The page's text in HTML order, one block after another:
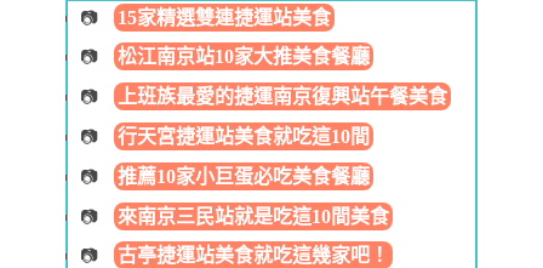
15家精選雙連捷運站美食
松江南京站10家大推美食餐廳
上班族最愛的捷運南京復興站午餐美食
行天宮捷運站美食就吃這10間
推薦10家小巨蛋必吃美食餐廳
來南京三民站就是吃這10間美食
古亭捷運站美食就吃這幾家吧！